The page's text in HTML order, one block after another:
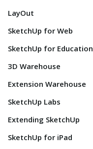
LayOut
SketchUp for Web
SketchUp for Education
3D Warehouse
Extension Warehouse
SketchUp Labs
Extending SketchUp
SketchUp for iPad